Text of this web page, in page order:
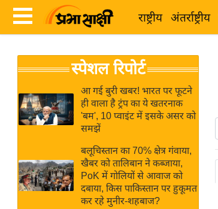
राष्ट्रीय अंतर्राष्ट्रीय
News
Hindi
Live
ख
ब
र
अंतर्राष्ट्रीय
बिज़नेस
स्पेशल रिपोर्ट
आ गई बुरी खबर! भारत पर फूटने
ही वाला है ट्रंप का ये खतरनाक
'बम', 10 प्वाइंट में इसके असर को
समझें
बलूचिस्तान का 70% क्षेत्र गंवाया,
खैबर को तालिबान ने कब्जाया,
PoK में गोलियों से आवाज को
दबाया, किस पाकिस्तान पर हुकूमत
कर रहे मुनीर-शहबाज?